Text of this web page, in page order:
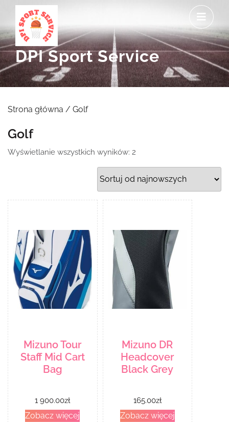
content
DPI Sport Service
Strona główna / Golf
Golf
Wyświetlanie wszystkich wyników: 2
według
najnowszych
Mizuno Tour
Staff Mid Cart
Bag
1 900.00zł
Zobacz więcej
Mizuno DR
Headcover
Black Grey
165.00zł
Zobacz więcej